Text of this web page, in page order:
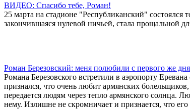
ВИДЕО: Спасибо тебе, Роман!
25 марта на стадионе "Республиканский"
закончившаяся нулевой ничьей, стала прощальной
Роман Березовский: меня полюбили с первого же
Романа Березовского встретили в аэропорту
признался, что очень любит армянских
передается людям через тепло армянского солнца.
нему. Излишне не скромничает и признается, что